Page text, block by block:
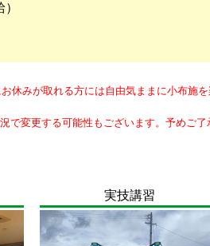
休みが取れる方には自由気ままに小布施を
変更する可能性もございます。予めご了
実技講習